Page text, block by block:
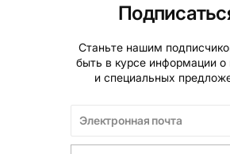
Станьте нашим
быть в курсе информации о
и специальных